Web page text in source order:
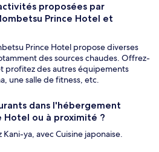
proposées par
Prince Hotel et
Prince Hotel propose diverses
des sources chaudes. Offrez-
profitez des autres équipements
une salle de fitness, etc.
dans l'hébergement
Hotel ou à proximité ?
ya, avec Cuisine japonaise.